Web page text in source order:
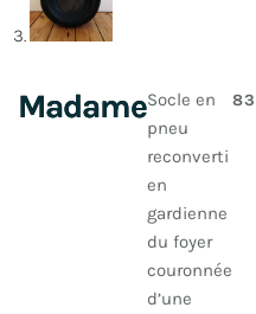
MadameSocle en
pneu
reconverti
en
gardienne
du foyer
couronnée
d’une